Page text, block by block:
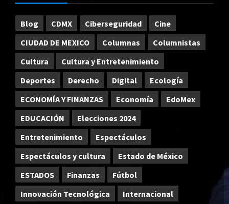
Blog CDMX Ciberseguridad
Cine
CIUDAD DE MEXICO
Columnas
Columnistas
Cultura
Cultura y Entretenimiento
Deportes
Derecho Digital
Ecología
ECONOMÍA Y FINANZAS
Economía
EdoMex
EDUCACIÓN
Elecciones 2024
Entretenimiento
Espectáculos
Espectáculos y cultura
Estado de México
ESTADOS
Finanzas
Fútbol
Innovación Tecnológica
Internacional